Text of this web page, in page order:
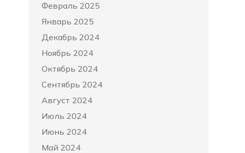
Февраль 2025
Январь 2025
Декабрь 2024
Ноябрь 2024
Октябрь 2024
Сентябрь 2024
Август 2024
Июль 2024
Июнь 2024
Май 2024